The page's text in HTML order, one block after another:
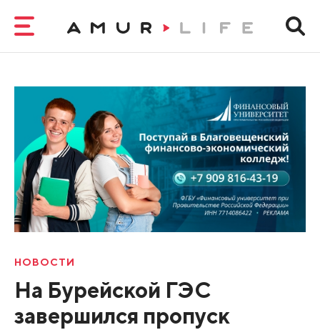
НОВОСТИ
На Бурейской ГЭС
завершился пропуск